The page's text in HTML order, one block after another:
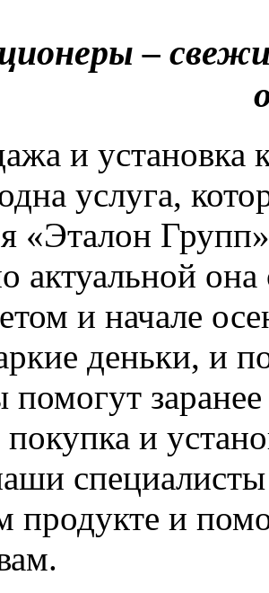
–
и установка
услуга,
«Эталон
актуальной она
и начале
деньки, и
и
специалисты
продукте и